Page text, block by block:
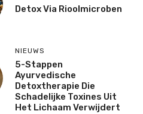
Detox Via Rioolmicroben
NIEUWS
5-Stappen
Ayurvedische
Detoxtherapie Die
Schadelijke Toxines Uit
Het Lichaam Verwijdert